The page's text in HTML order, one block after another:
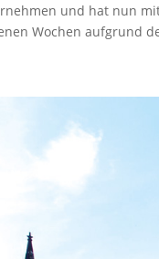
und hat nun
Wochen aufgrund